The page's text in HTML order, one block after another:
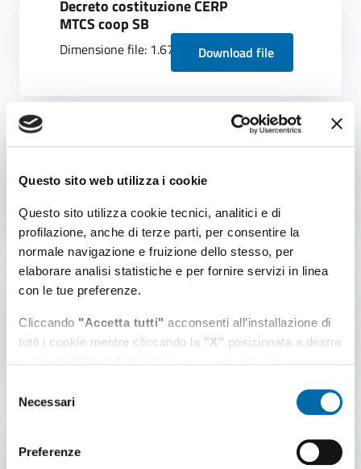
Questo sito web utilizza i cookie
Questo sito utilizza cookie tecnici, analitici e di
profilazione, anche di terze parti, per consentire la
normale navigazione e fruizione dello stesso, per
elaborare analisi statistiche e per fornire servizi in linea
con le tue preferenze.
Cliccando "Accetta tutti" acconsenti all’installazione di
tutti i cookie mentre cliccando la "X" posizionata a destra
Puoi modificare in ogni momento le tue preferenze
per maggiori informazioni consulta la nostra
delNecessari
Preferenze
Decreto costituzione CERP
MTCS coop SB
Dimensione file: 1.67 MB Download file
Modulo di manifestazione
di interesse
Atto costitutivo CERP
MTCS
Dimensione file: 812.13 KBDownload file
Avviso manifestazione di